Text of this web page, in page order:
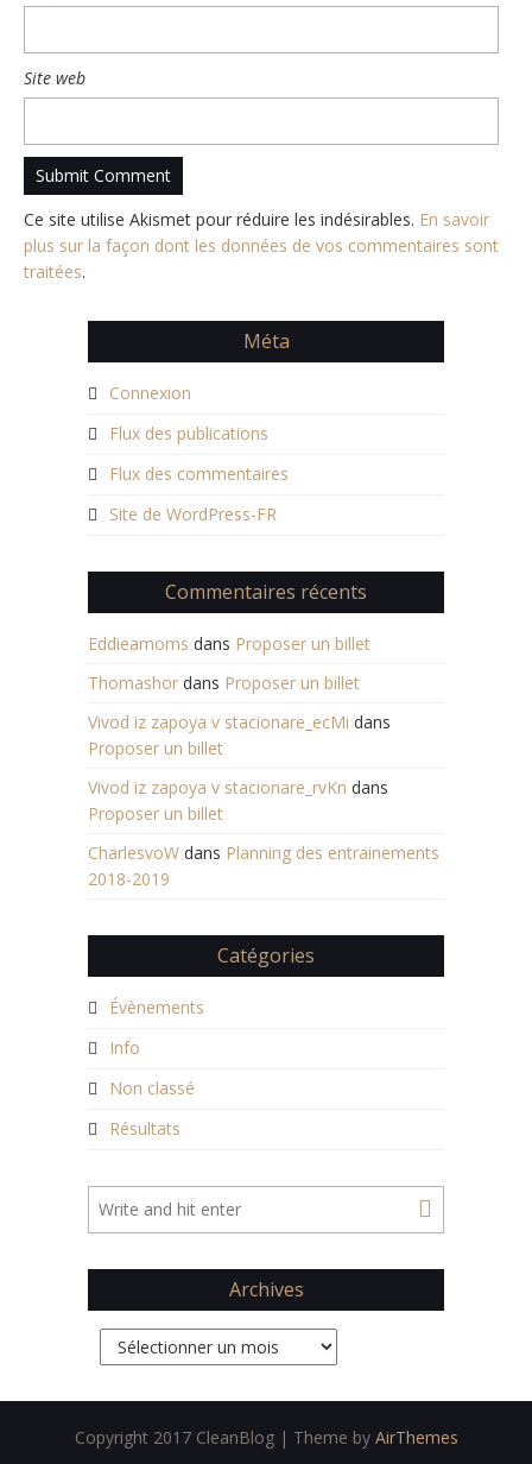
Site web
Ce site utilise Akismet pour réduire les indésirables. En savoir
plus sur la façon dont les données de vos commentaires sont
traitées.
Méta
Connexion
Flux des publications
Flux des commentaires
Site de WordPress-FR
Commentaires récents
Eddieamoms dans Proposer un billet
Thomashor dans Proposer un billet
Vivod iz zapoya v stacionare_ecMi dans
Proposer un billet
Vivod iz zapoya v stacionare_rvKn dans
Proposer un billet
CharlesvoW dans Planning des entrainements
2018-2019
Catégories
Évènements
Info
Non classé
Résultats
Archives
Archives
Copyright 2017 CleanBlog | Theme by AirThemes